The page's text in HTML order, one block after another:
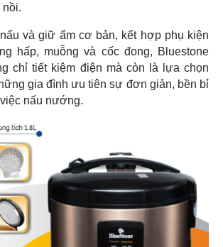
nồi.
và giữ ấm cơ bản, kết hợp phụ kiện
hấp, muỗng và cốc đong, Bluestone
chỉ tiết kiệm điện mà còn là lựa chọn
gia đình ưu tiên sự đơn giản, bền bỉ
nấu nướng.